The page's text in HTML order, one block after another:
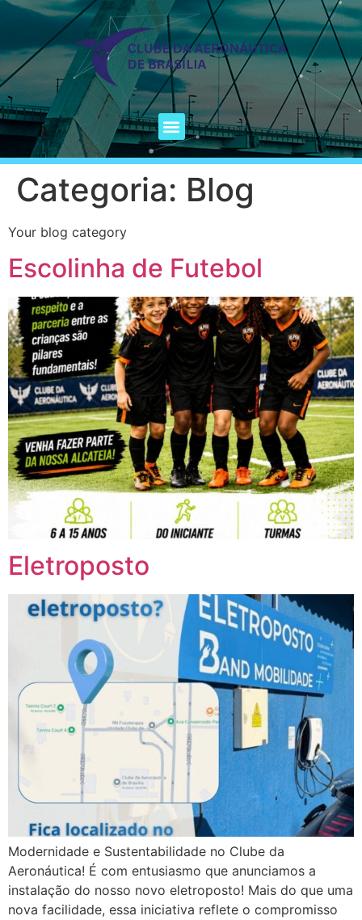
Categoria: Blog
Your blog category
Escolinha de Futebol
Eletroposto
Modernidade e Sustentabilidade no Clube da
Aeronáutica! É com entusiasmo que anunciamos a
instalação do nosso novo eletroposto! Mais do que uma
nova facilidade, essa iniciativa reflete o compromisso